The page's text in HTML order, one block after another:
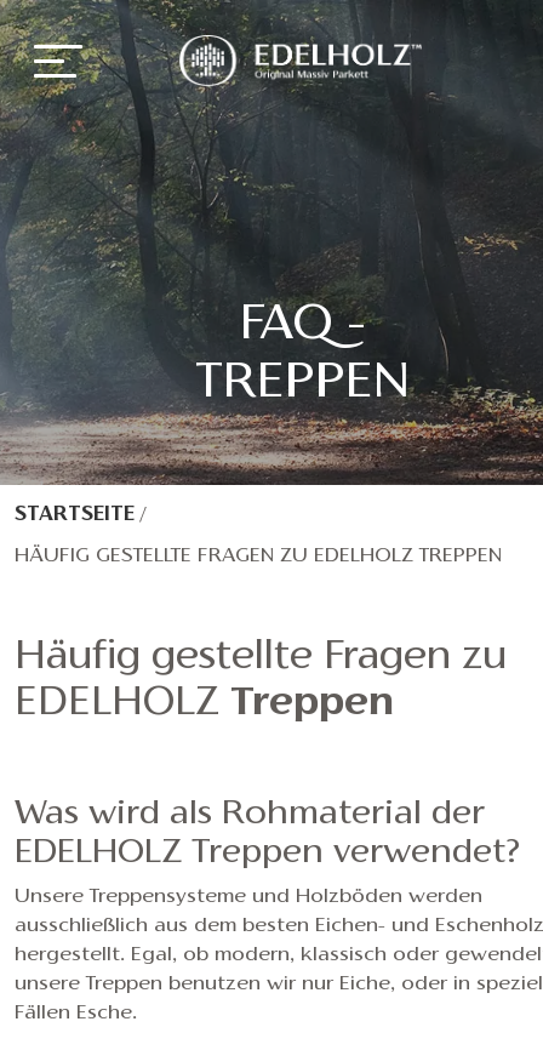
FAQ -
TREPPEN
STARTSEITE /
HÄUFIG GESTELLTE FRAGEN ZU EDELHOLZ TREPPEN
Häufig gestellte Fragen zu
EDELHOLZ Treppen
Was wird als Rohmaterial der
EDELHOLZ Treppen verwendet?
Unsere Treppensysteme und Holzböden werden
ausschließlich aus dem besten Eichen- und Eschenholz
hergestellt. Egal, ob modern, klassisch oder
unsere Treppen benutzen wir nur Eiche, oder in
Fällen Esche.